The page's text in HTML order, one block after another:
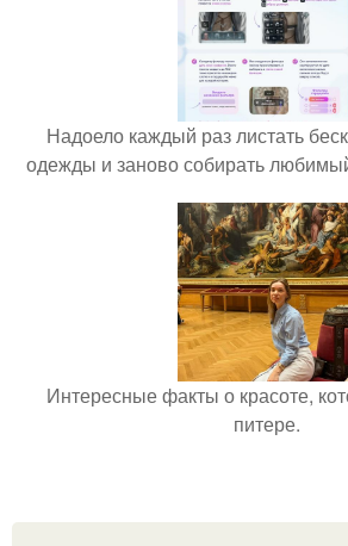
Надоело каждый раз листать
одежды и заново собирать
Интересные факты о красоте,
питере.